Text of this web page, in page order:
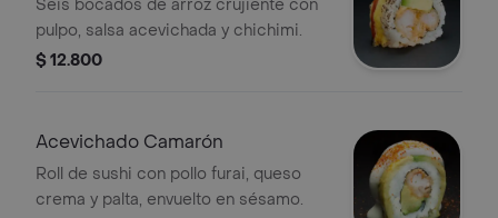
Seis bocados de arroz crujiente con
pulpo, salsa acevichada y chichimi.
$ 12.800
Acevichado Camarón
Roll de sushi con pollo furai, queso
crema y palta, envuelto en sésamo.